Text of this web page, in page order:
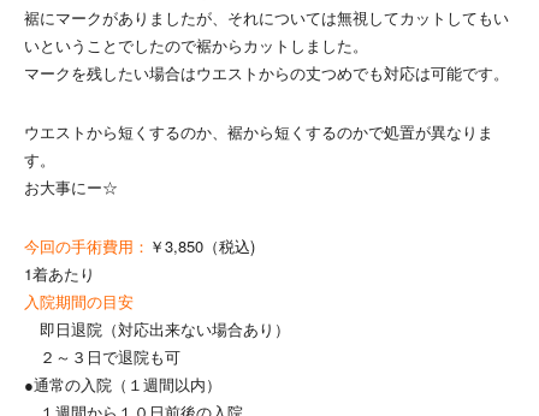
裾にマークがありましたが、それについては無視してカットしてもい
いということでしたので裾からカットしました。
マークを残したい場合はウエストからの丈つめでも対応は可能です。
ウエストから短くするのか、裾から短くするのかで処置が異なりま
す。
お大事にー☆
今回の手術費用： ￥3,850（税込)
1着あたり
入院期間の目安
即日退院（対応出来ない場合あり）
２～３日で退院も可
●通常の入院（１週間以内）
１週間から１０日前後の入院